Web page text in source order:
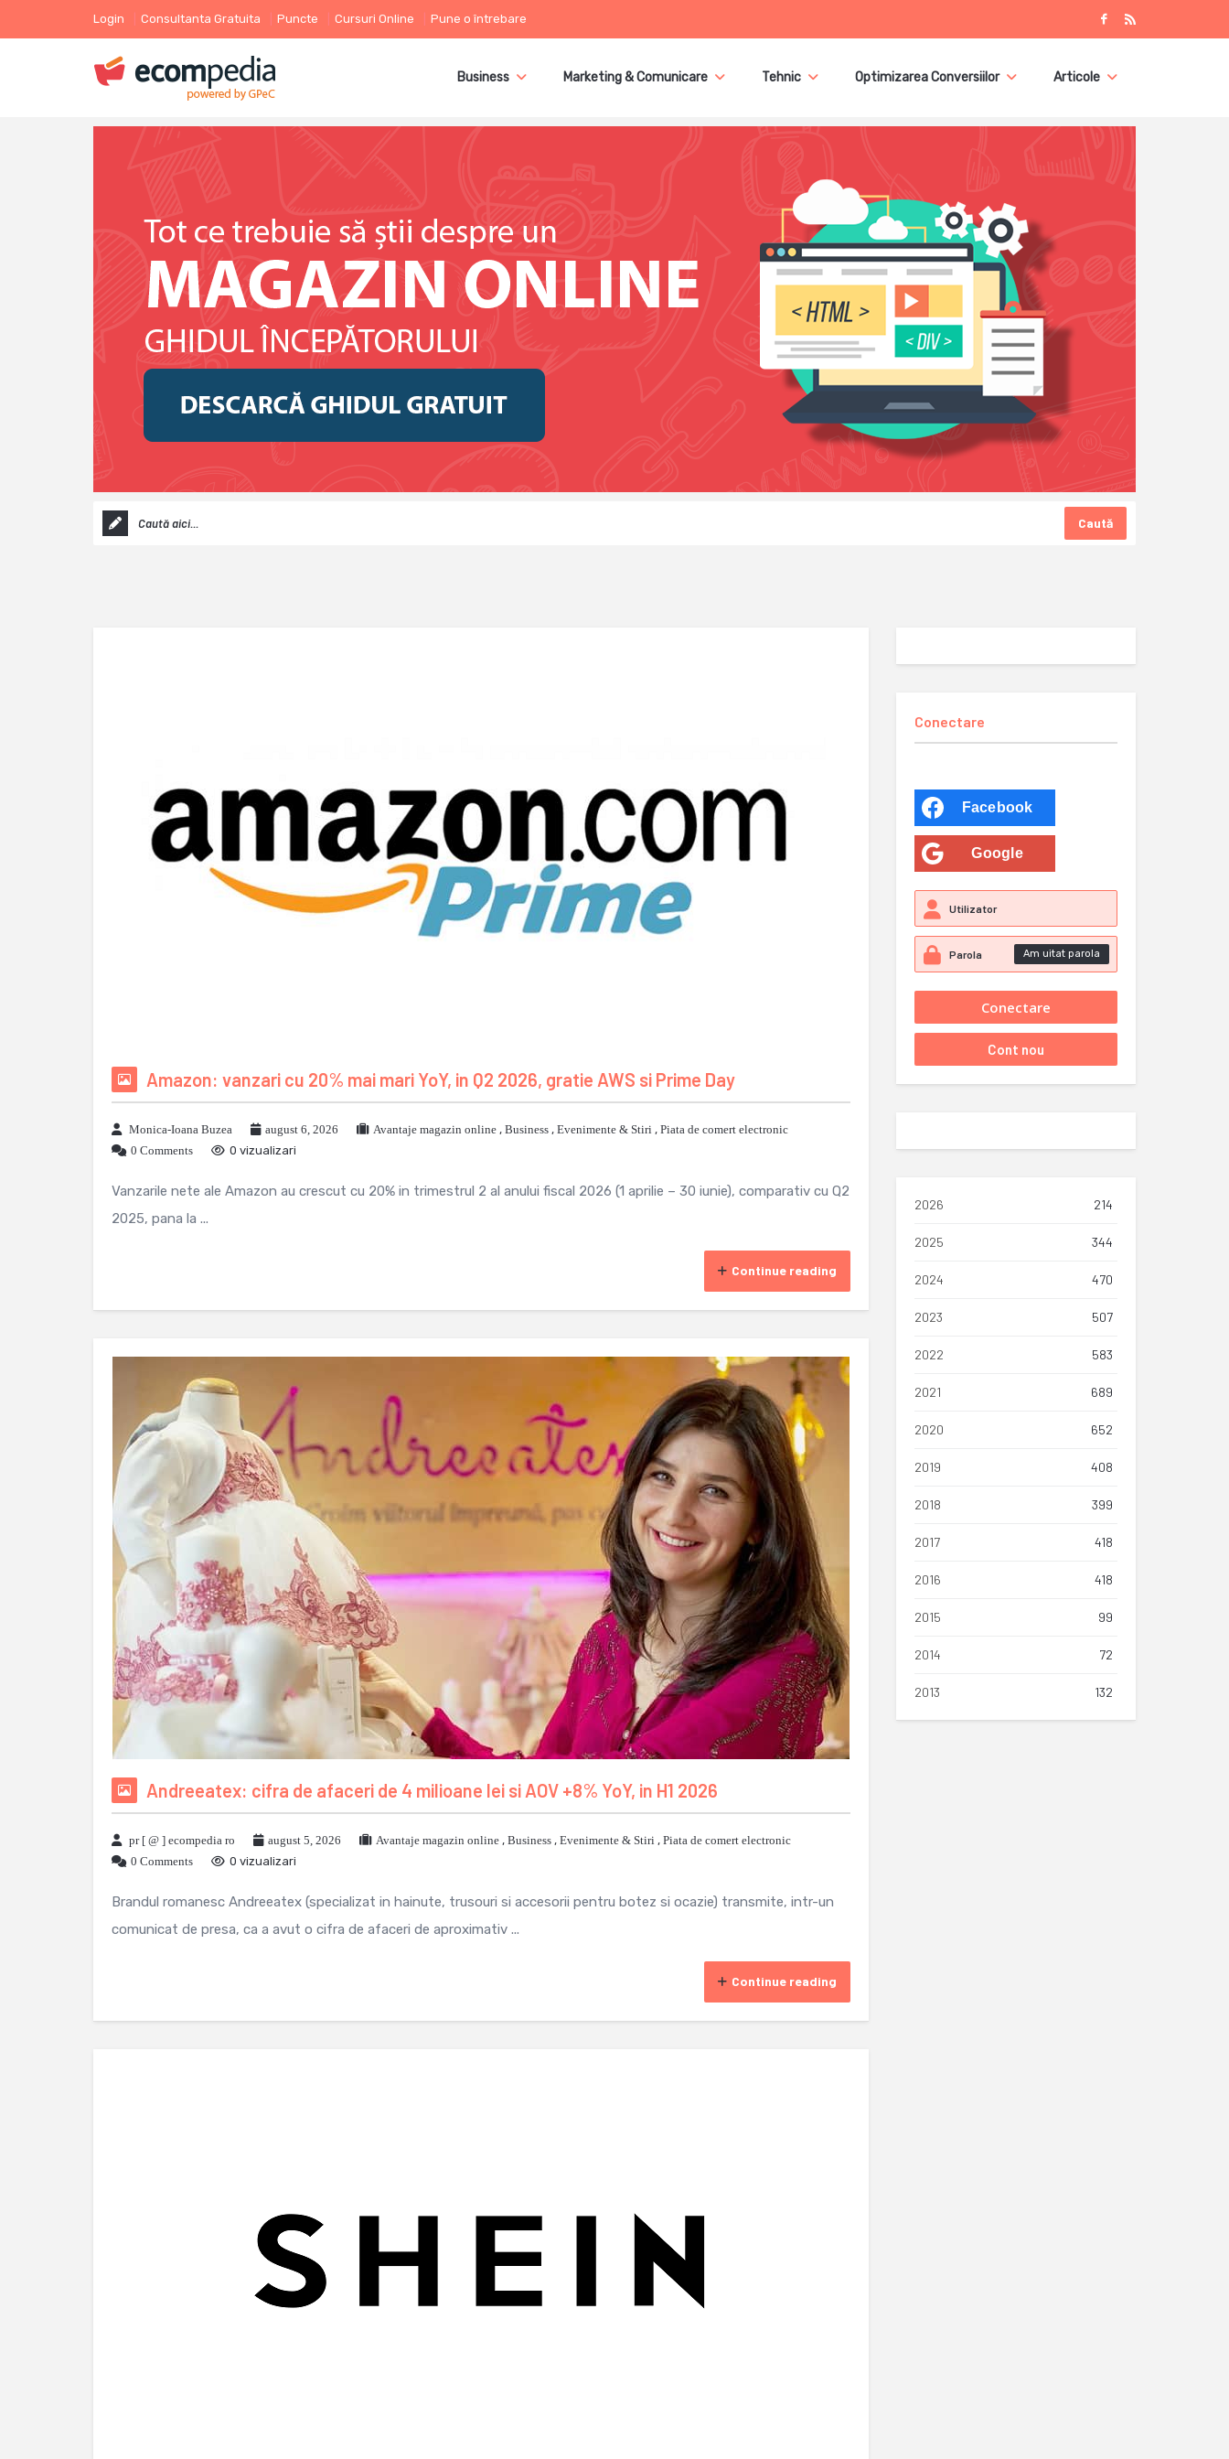
Login Consultanta Gratuita Puncte Cursuri Online Pune o întrebare
Business Marketing & Comunicare Tehnic Optimizarea Conversiilor Articole
Caută
Amazon: vanzari cu 20% mai mari YoY, in Q2 2026, gratie AWS si Prime Day
Monica-Ioana Buzea august 6, 2026 Avantaje magazin online , Business , Evenimente & Stiri , Piata de comert electronic
0 Comments
0 vizualizari
Vanzarile nete ale Amazon au crescut cu 20% in trimestrul 2 al anului fiscal 2026 (1 aprilie – 30 iunie), comparativ cu Q2
2025, pana la ...
Continue reading
Andreeatex: cifra de afaceri de 4 milioane lei si AOV +8% YoY, in H1 2026
pr [ @ ] ecompedia ro august 5, 2026 Avantaje magazin online , Business , Evenimente & Stiri , Piata de comert electronic
0 Comments
0 vizualizari
Brandul romanesc Andreeatex (specializat in hainute, trusouri si accesorii pentru botez si ocazie) transmite, intr-un
comunicat de presa, ca a avut o cifra de afaceri de aproximativ ...
Continue reading
Conectare
Facebook
Google
Am uitat parola
2026 214
2025 344
2024 470
2023 507
2022 583
2021 689
2020 652
2019 408
2018 399
2017 418
2016 418
2015 99
2014 72
2013 132